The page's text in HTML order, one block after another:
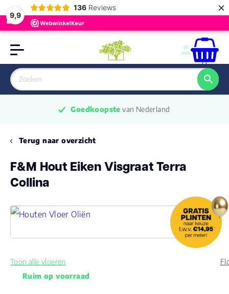
9,9
136 Reviews ×
0
Goedkoopste van Nederland
Terug naar overzicht
F&M Hout Eiken Visgraat Terra
Collina
Toon alle vloeren
Ruim op voorraad